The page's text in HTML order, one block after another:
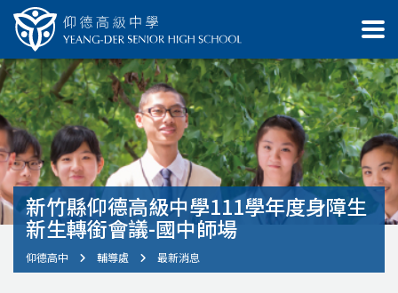
新竹縣仰德高級中學111學年度身障生
新生轉銜會議-國中師場
仰德高中 輔導處 最新消息